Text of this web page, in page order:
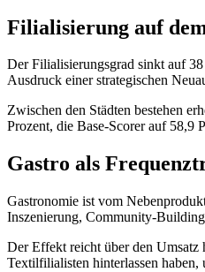
Filialisierung auf
Der Filialisierungsgrad sinkt auf
Ausdruck einer strategischen
Zwischen den Städten bestehen
Prozent, die Base-Scorer auf 58,9
Gastro als
Gastronomie ist vom
Inszenierung, Community-
Der Effekt reicht über den Umsatz
Textilfilialisten hinterlassen